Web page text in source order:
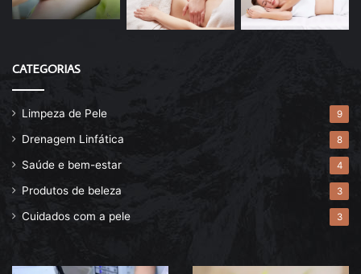
CATEGORIAS
Limpeza de Pele 9
Drenagem Linfática 8
Saúde e bem-estar 4
Produtos de beleza 3
Cuidados com a pele 3